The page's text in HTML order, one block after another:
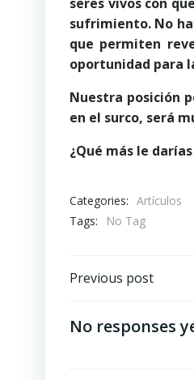
sufrimiento. No
que permiten
oportunidad para
Nuestra posición
en el surco, será
¿Qué más le
Categories: Artículos
Tags:
No Tag
de
Previous post
No responses